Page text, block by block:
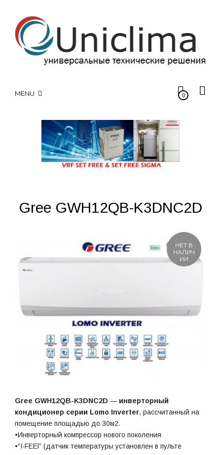
MENU 0
Gree GWH12QB-K3DNC2D
НЕТ В
НАЛИЧ
ИИ
Gree GWH12QB-K3DNC2D — инверторный
кондиционер серии Lomo Inverter, рассчитанный на
помещение площадью до 30м2.
•Инверторный компрессор нового поколения
•“I-FEEl” (датчик температуры установлен в пульте